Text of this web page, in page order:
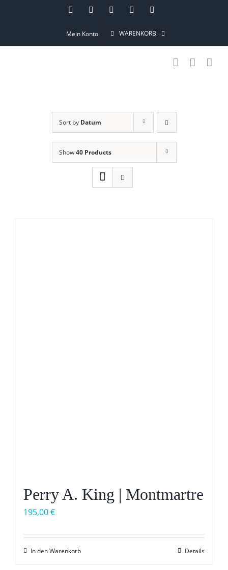
InstagramPinterestFacebookYouTube
Mein Konto WARENKORB
Sort by Datum
Show40 Products
Perry A. King | Montmartre
195,00€
In den Warenkorb Details